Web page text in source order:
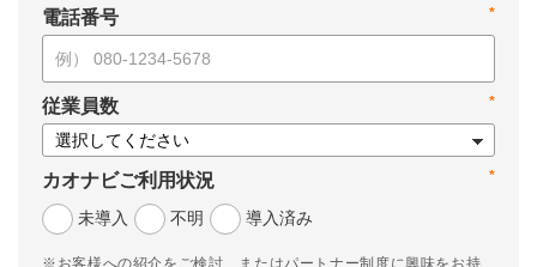
*
電話番号
*
従業員数
*
カオナビご利用状況
未導入
不明 導入済み
※お客様への紹介をご検討、またはパートナー制度に興味をお持